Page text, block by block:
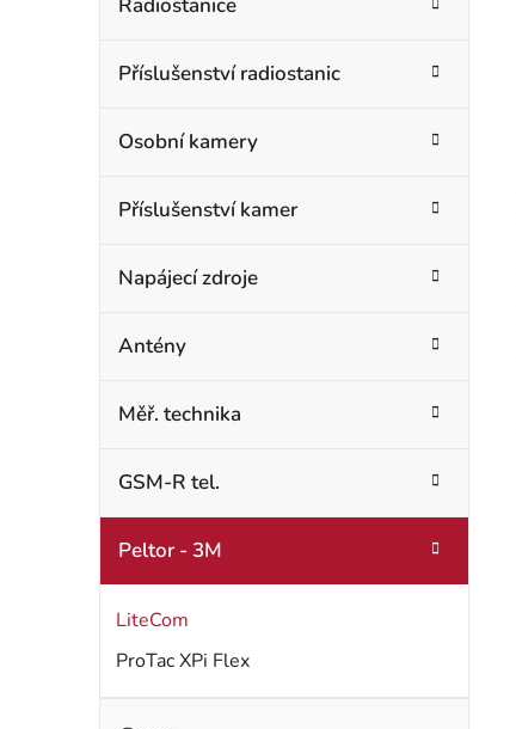
n
n
p
a
Příslušenství radiostanic
Osobní kamery
Příslušenství kamer
Napájecí zdroje
Antény
Měř. technika
GSM-R tel.
Peltor - 3M
LiteCom
ProTac XPi Flex